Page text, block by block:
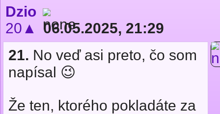
Dzio
20▲
06.05.2025, 21:29
21. No veď asi preto, čo som
napísal 😉
Že ten, ktorého pokladáte za